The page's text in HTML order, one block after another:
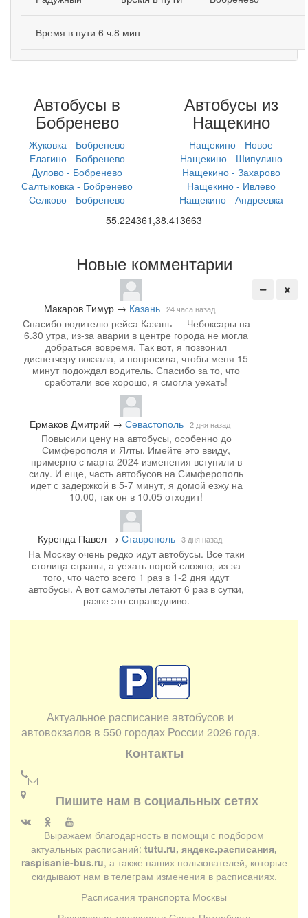
Время в пути 6 ч.8 мин
Автобусы в
Бобренево
Жуковка - Бобренево
Елагино - Бобренево
Дулово - Бобренево
Салтыковка - Бобренево
Селково - Бобренево
Автобусы из
Нащекино
Нащекино - Новое
Нащекино - Шипулино
Нащекино - Захарово
Нащекино - Ивлево
Нащекино - Андреевка
55.224361,38.413663
Новые комментарии
Макаров Тимур → Казань 24 часа назад
Спасибо водителю рейса Казань — Чебоксары на
6.30 утра, из-за аварии в центре города не могла
добраться вовремя. Так вот, я позвонил
диспетчеру вокзала, и попросила, чтобы меня 15
минут подождал водитель. Спасибо за то, что
сработали все хорошо, я смогла уехать!
Ермаков Дмитрий → Севастополь 2 дня назад
Повысили цену на автобусы, особенно до
Симферополя и Ялты. Имейте это ввиду,
примерно с марта 2024 изменения вступили в
силу. И еще, часть автобусов на Симферополь
идет с задержкой в 5-7 минут, я домой езжу на
10.00, так он в 10.05 отходит!
Куренда Павел→ Ставрополь 3 дня назад
На Москву очень редко идут автобусы. Все таки
столица страны, а уехать порой сложно, из-за
того, что часто всего 1 раз в 1-2 дня идут
автобусы. А вот самолеты летают 6 раз в сутки,
разве это справедливо.
Актуальное расписание автобусов и
автовокзалов в 550 городах России 2026 года.
Контакты
Пишите нам в социальных сетях
Выражаем благодарность в помощи с подбором
актуальных расписаний: tutu.ru, яндекс.расписания,
raspisanie-bus.ru, а также наших пользователей, которые
скидывают нам в телеграм изменения в расписаниях.
Расписания транспорта Москвы